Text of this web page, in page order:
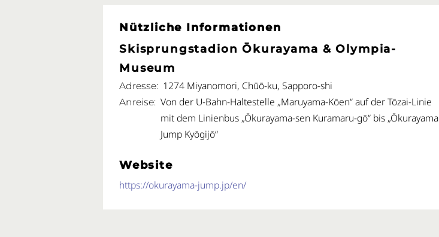
Nützliche Informationen
Skisprungstadion Ōkurayama & Olympia-
Museum
Adresse 1274 Miyanomori, Chūō-ku, Sapporo-shi
Anreise Von der U-Bahn-Haltestelle „Maruyama-Kōen“ auf der Tōzai-Linie
mit dem Linienbus „Ōkurayama-sen Kuramaru-gō“ bis „Ōkurayama
Jump Kyōgijō“
Website